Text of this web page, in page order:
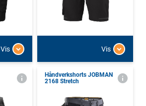
Vis Vis
Håndverkshorts JOBMAN
2168 Stretch